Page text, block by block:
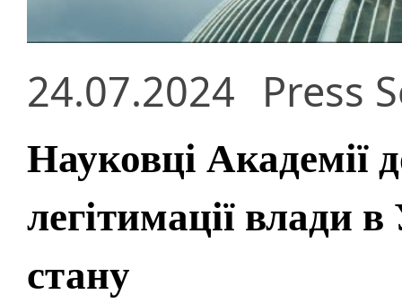
24.07.2024 Press
Науковці Академії
легітимації влади
стану